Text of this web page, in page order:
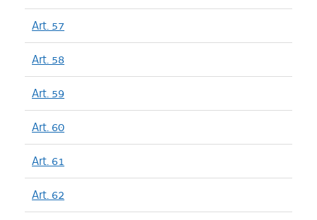
Art. 57
Art. 58
Art. 59
Art. 60
Art. 61
Art. 62